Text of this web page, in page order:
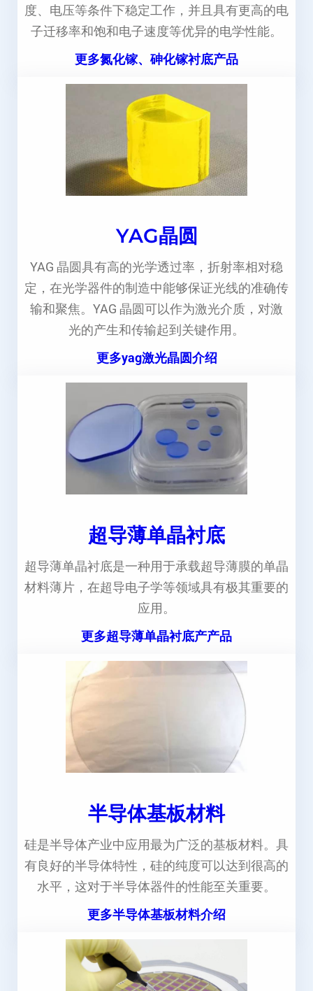
度、电压等条件下稳定工作，并且具有更高的电
子迁移率和饱和电子速度等优异的电学性能。
更多氮化镓、砷化镓衬底产品
YAG晶圆
YAG 晶圆具有高的光学透过率，折射率相对稳
定，在光学器件的制造中能够保证光线的准确传
输和聚焦。YAG 晶圆可以作为激光介质，对激
光的产生和传输起到关键作用。
更多yag激光晶圆介绍
超导薄单晶衬底
超导薄单晶衬底是一种用于承载超导薄膜的单晶
材料薄片，在超导电子学等领域具有极其重要的
应用。
更多超导薄单晶衬底产产品
半导体基板材料
硅是半导体产业中应用最为广泛的基板材料。具
有良好的半导体特性，硅的纯度可以达到很高的
水平，这对于半导体器件的性能至关重要。
更多半导体基板材料介绍